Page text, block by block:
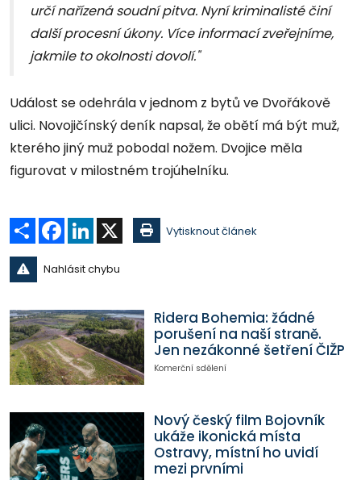
určí nařízená soudní pitva. Nyní kriminalisté činí
další procesní úkony. Více informací zveřejníme,
jakmile to okolnosti dovolí."
Událost se odehrála v jednom z bytů ve Dvořákově
ulici. Novojičínský deník napsal, že obětí má být muž,
kterého jiný muž pobodal nožem. Dvojice měla
figurovat v milostném trojúhelníku.
Sdílet Facebook
LinkedIn Vytisknout článek
Nahlásit chybu
Ridera Bohemia: žádné
porušení na naší straně.
Jen nezákonné šetření ČIŽP
Komerční sdělení
Nový český film Bojovník
ukáže ikonická místa
Ostravy, místní ho uvidí
mezi prvními